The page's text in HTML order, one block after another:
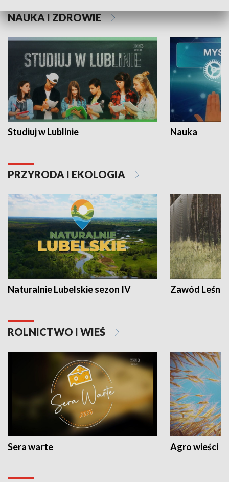
NAUKA I ZDROWIE
Studiuj w Lublinie Nauka
PRZYRODA I EKOLOGIA
Naturalnie Lubelskie sezon IV Zawód Leśnik
ROLNICTWO I WIEŚ
Sera warte Agro wieści